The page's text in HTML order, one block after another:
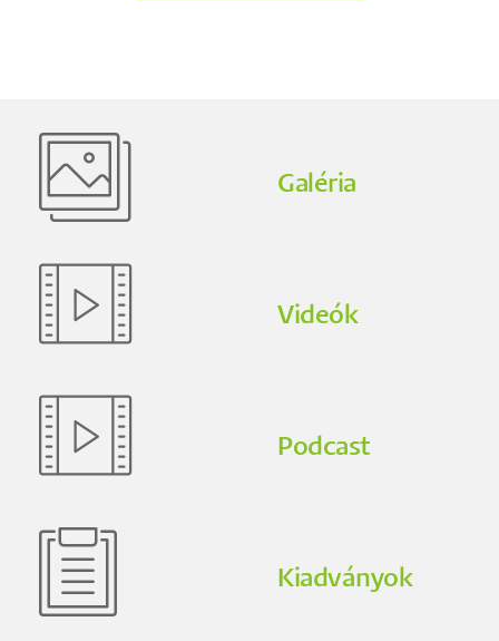
Galéria
Videók
Podcast
Kiadványok